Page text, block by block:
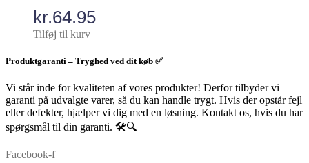
kr.64.95
Tilføj til kurv
Produktgaranti – Tryghed ved dit køb ✅
Vi står inde for kvaliteten af vores produkter! Derfor tilbyder vi
garanti på udvalgte varer, så du kan handle trygt. Hvis der opstår fejl
eller defekter, hjælper vi dig med en løsning. Kontakt os, hvis du har
spørgsmål til din garanti. 🛠️🔍
Facebook-f